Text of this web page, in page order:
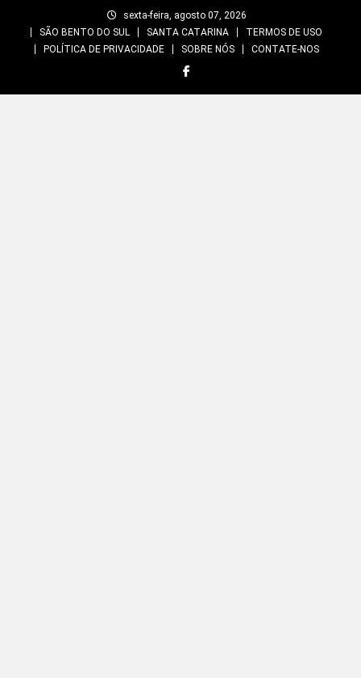
sexta-feira, agosto 07, 2026
SÃO BENTO DO SUL
SANTA CATARINA
TERMOS DE USO
POLÍTICA DE PRIVACIDADE
SOBRE NÓS CONTATE-NOS